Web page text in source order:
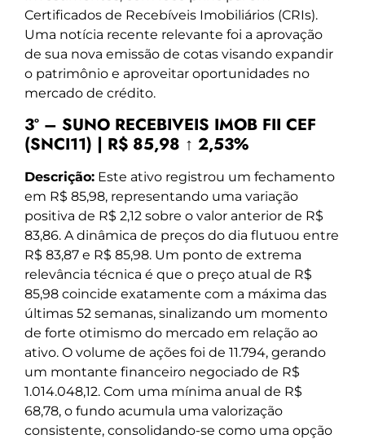
Certificados de Recebíveis Imobiliários (CRIs).
Uma notícia recente relevante foi a aprovação
de sua nova emissão de cotas visando expandir
o patrimônio e aproveitar oportunidades no
mercado de crédito.
3º – SUNO RECEBIVEIS IMOB FII CEF
(SNCI11) | R$ 85,98 ↑ 2,53%
Descrição: Este ativo registrou um fechamento
em R$ 85,98, representando uma variação
positiva de R$ 2,12 sobre o valor anterior de R$
83,86. A dinâmica de preços do dia flutuou entre
R$ 83,87 e R$ 85,98. Um ponto de extrema
relevância técnica é que o preço atual de R$
85,98 coincide exatamente com a máxima das
últimas 52 semanas, sinalizando um momento
de forte otimismo do mercado em relação ao
ativo. O volume de ações foi de 11.794, gerando
um montante financeiro negociado de R$
1.014.048,12. Com uma mínima anual de R$
68,78, o fundo acumula uma valorização
consistente, consolidando-se como uma opção